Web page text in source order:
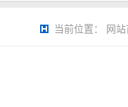
当前位置： 网